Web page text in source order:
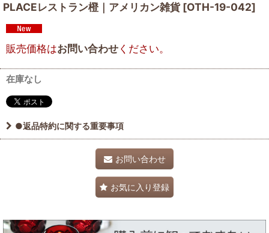
PLACEレストラン橙｜アメリカン雑貨 [OTH-19-042]
販売価格はお問い合わせください。
在庫なし
●返品特約に関する重要事項
お問い合わせ
お気に入り登録